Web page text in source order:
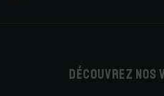
Découvrez nos